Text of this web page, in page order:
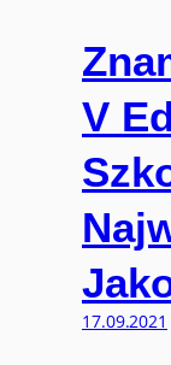
V
17.09.2021